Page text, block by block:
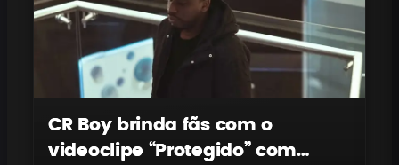
CR Boy brinda fãs com o
videoclipe “Protegido” com